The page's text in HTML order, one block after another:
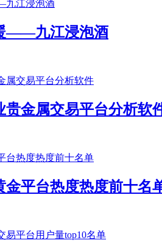
——九江浸泡酒
贵金属交易平台分析软
金平台热度热度前十名